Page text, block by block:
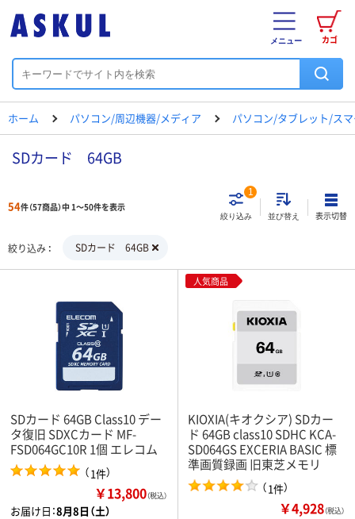
カゴ
メニュー
ホーム パソコン/周辺機器/メディア パソコン/タブレット/ス
SDカード 64GB
54件（57商品）中 1～50件を表示
絞り込み
1
並び替え 表示切替
絞り込み SDカード 64GB
SDカード 64GB Class10 デー
タ復旧 SDXCカード MF-
FSD064GC10R 1個 エレコム
（1件）
￥13,800（税込）
お届け日：8月8日（土）
人気商品
KIOXIA(キオクシア) SDカー
ド 64GB class10 SDHC KCA-
SD064GS EXCERIA BASIC 標
準画質録画 旧東芝メモリ
（1件）
￥4,928（税込）